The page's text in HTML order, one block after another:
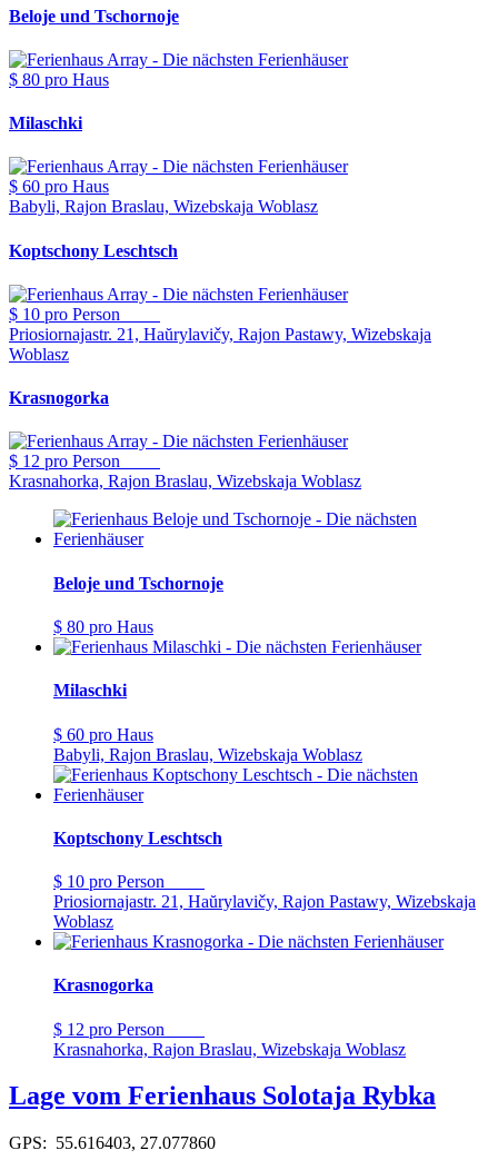
Beloje und Tschornoje
$ 80 pro Haus
Milaschki
$ 60 pro Haus
Babyli, Rajon Braslau, Wizebskaja Woblasz
Koptschony Leschtsch
$ 10 pro Person
Priosiornajastr. 21, Haŭrylavičy, Rajon Pastawy, Wizebskaja
Woblasz
Krasnogorka
$ 12 pro Person
Krasnahorka, Rajon Braslau, Wizebskaja Woblasz
Beloje und Tschornoje
$ 80 pro Haus
Milaschki
$ 60 pro Haus
Babyli, Rajon Braslau, Wizebskaja Woblasz
Koptschony Leschtsch
$ 10 pro Person
Priosiornajastr. 21, Haŭrylavičy, Rajon Pastawy, Wizebskaja
Woblasz
Krasnogorka
$ 12 pro Person
Krasnahorka, Rajon Braslau, Wizebskaja Woblasz
Lage vom Ferienhaus Solotaja Rybka
GPS: 55.616403, 27.077860